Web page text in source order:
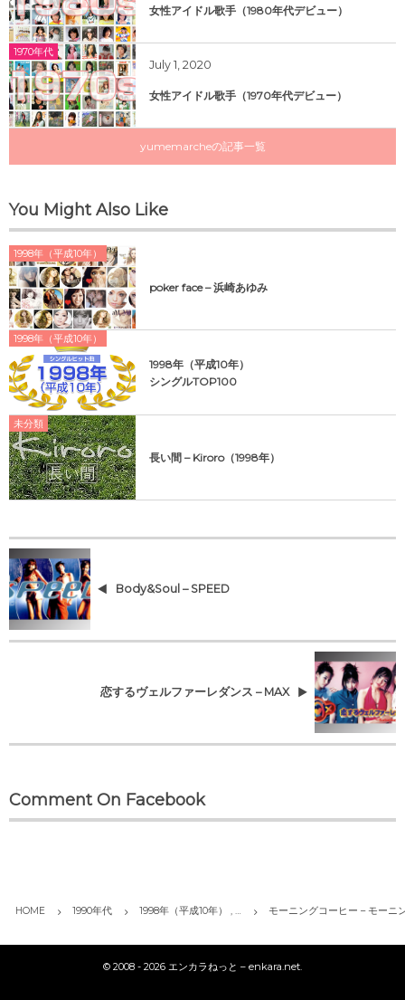
女性アイドル歌手（1980年代デビュー）
1970年代
July 1, 2020
女性アイドル歌手（1970年代デビュー）
yumemarcheの記事一覧
You Might Also Like
1998年（平成10年）
poker face – 浜崎あゆみ
1998年（平成10年）
1998年（平成10年）
シングルTOP100
未分類
長い間 – Kiroro（1998年）
Body&Soul – SPEED
恋するヴェルファーレダンス – MAX
Comment On Facebook
HOME 1990年代 1998年（平成10年） , … モーニングコーヒー – モーニ
© 2008 - 2026 エンカラねっと – enkara.net.